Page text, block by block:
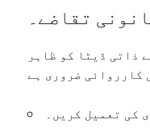
تقاضے۔
ذاتی ڈیٹا کو ظاہر
کی تعمیل کریں۔